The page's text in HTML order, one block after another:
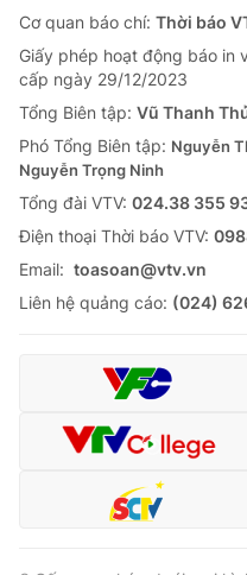
Cơ quan báo chí: Thời báo
Giấy phép hoạt động báo in
cấp ngày 29/12/2023
Tổng Biên tập: Vũ Thanh
Phó Tổng Biên tập: Nguyễn
Nguyễn Trọng Ninh
Tổng đài VTV: 024.38 355
Ðiện thoại Thời báo VTV:
Email: toasoan@vtv.vn
Liên hệ quảng cáo: (024)